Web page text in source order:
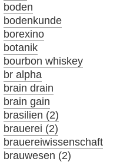
boden
bodenkunde
borexino
botanik
bourbon whiskey
br alpha
brain drain
brain gain
brasilien (2)
brauerei (2)
brauereiwissenschaft
brauwesen (2)